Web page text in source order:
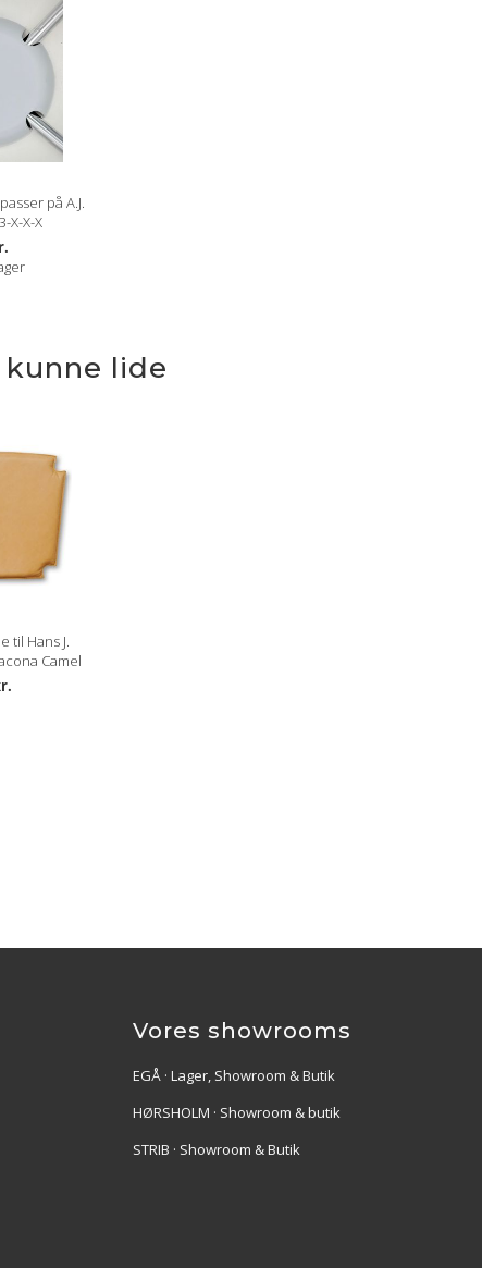
på A.J.
X-X-X
lide
til Hans J.
Camel
Vores showrooms
EGÅ · Lager, Showroom & Butik
HØRSHOLM · Showroom & butik
STRIB · Showroom & Butik